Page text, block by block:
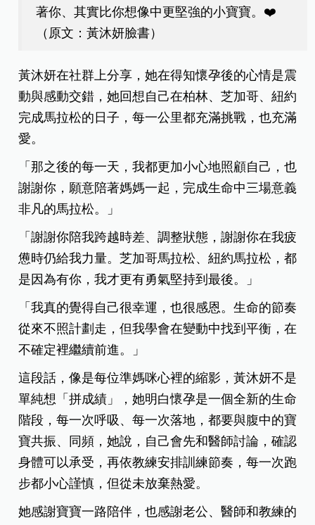
著你、其實比你想像中更堅強的小寶寶。 ❤️
（原文：黃沐妍臉書）
黃沐妍在社群上分享，她在得知懷孕後的心情是震
動與感動交錯，她回想自己在柏林、芝加哥、紐約
完成馬拉松的日子，每一公里都充滿挑戰，也充滿
愛。
「那之後的每一天，我都更加小心地照顧自己，也
謝謝你，願意陪著媽媽一起，完成生命中三場意義
非凡的馬拉松。」
「謝謝你陪我跨越時差、調整狀態，謝謝你在我疲
憊時仍給我力量。芝加哥馬拉松、紐約馬拉松，都
是因為有你，我才更有勇氣堅持到最後。」
「我真的覺得自己很幸運，也很感恩。生命的節奏
從來不照計劃走，但我學會在變動中找到平衡，在
不確定裡繼續前進。」
這段話，像是每位準媽咪心裡的縮影，黃沐妍不是
單純想「拼成績」，她明白懷孕是一個全新的生命
階段，每一次呼吸、每一次落地，都要與腹中的寶
寶共振、同頻，她說，自己會先和醫師討論，確認
身體可以承受，再依教練安排訓練節奏，每一次跑
步都小心謹慎，但從未放棄熱愛。
她感謝寶寶一路陪伴，也感謝老公、醫師和教練的